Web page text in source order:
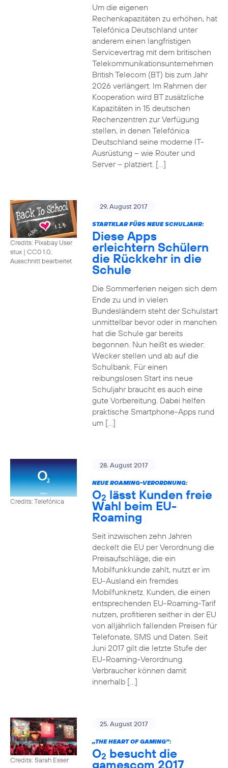
Um die eigenen
Rechenkapazitäten zu erhöhen, hat
Telefónica Deutschland unter
anderem einen langfristigen
Servicevertrag mit dem britischen
Telekommunikationsunternehmen
British Telecom (BT) bis zum Jahr
2026 verlängert. Im Rahmen der
Kooperation wird BT zusätzliche
Kapazitäten in 15 deutschen
Rechenzentren zur Verfügung
stellen, in denen Telefónica
Deutschland seine moderne IT-
Ausrüstung – wie Router und
Server – platziert. […]
Credits: Pixabay User
stux | CC0 1.0,
Ausschnitt bearbeitet
29. August 2017
STARTKLAR FÜRS NEUE SCHULJAHR:
Diese Apps
erleichtern Schülern
die Rückkehr in die
Schule
Die Sommerferien neigen sich dem
Ende zu und in vielen
Bundesländern steht der Schulstart
unmittelbar bevor oder in manchen
hat die Schule gar bereits
begonnen. Nun heißt es wieder:
Wecker stellen und ab auf die
Schulbank. Für einen
reibungslosen Start ins neue
Schuljahr braucht es auch eine
gute Vorbereitung. Dabei helfen
praktische Smartphone-Apps rund
um […]
Credits: Telefónica
28. August 2017
NEUE ROAMING-VERORDNUNG:
O2 lässt Kunden freie
Wahl beim EU-
Roaming
Seit inzwischen zehn Jahren
deckelt die EU per Verordnung die
Preisaufschläge, die ein
Mobilfunkkunde zahlt, nutzt er im
EU-Ausland ein fremdes
Mobilfunknetz. Kunden, die einen
entsprechenden EU-Roaming-Tarif
nutzen, profitieren seither in der EU
von alljährlich fallenden Preisen für
Telefonate, SMS und Daten. Seit
Juni 2017 gilt die letzte Stufe der
EU-Roaming-Verordnung.
Verbraucher können damit
innerhalb […]
Credits: Sarah Esser
25. August 2017
„THE HEART OF GAMING”:
O2 besucht die
gamescom 2017